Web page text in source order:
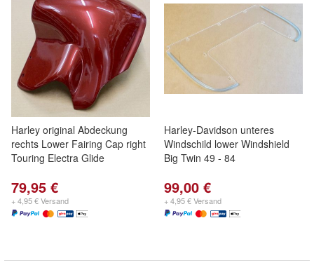
Harley original Abdeckung
rechts Lower Fairing Cap right
Touring Electra Glide
79,95 €
+ 4,95 € Versand
Harley-Davidson unteres
Windschild lower Windshield
Big Twin 49 - 84
99,00 €
+ 4,95 € Versand